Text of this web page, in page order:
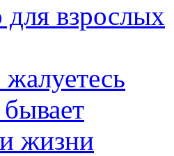
для взрослых
жизни